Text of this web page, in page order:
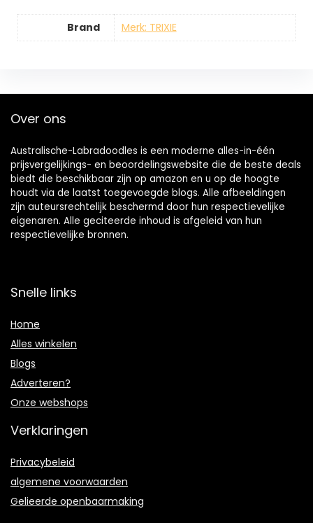
Brand Merk: TRIXIE
Over ons
Australische-Labradoodles is een moderne alles-in-één
prijsvergelijkings- en beoordelingswebsite die de beste deals
biedt die beschikbaar zijn op amazon en u op de hoogte
houdt via de laatst toegevoegde blogs. Alle afbeeldingen
zijn auteursrechtelijk beschermd door hun respectievelijke
eigenaren. Alle geciteerde inhoud is afgeleid van hun
respectievelijke bronnen.
Snelle links
Home
Alles winkelen
Blogs
Adverteren?
Onze webshops
Verklaringen
Privacybeleid
algemene voorwaarden
Gelieerde openbaarmaking